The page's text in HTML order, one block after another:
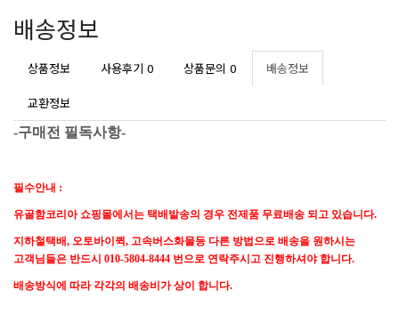
배송정보
상품정보 사용후기 0 상품문의 0 배송정보
교환정보
-구매전 필독사항-
필수안내 :
유골함코리아 쇼핑몰에서는 택배발송의 경우 전제품 무료배송 되고 있습니다.
지하철택배, 오토바이퀵, 고속버스화물등 다른 방법으로 배송을 원하시는
고객님들은 반드시 010-5804-8444 번으로 연락주시고 진행하셔야 합니다.
배송방식에 따라 각각의 배송비가 상이 합니다.